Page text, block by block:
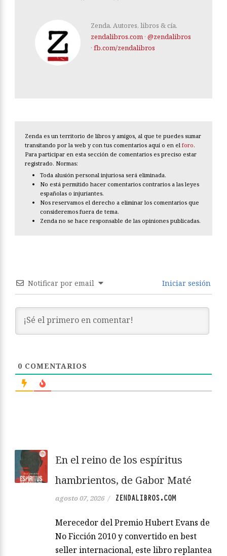
Zenda. Autores, libros & cía.
zendalibros.com · @zendalibros
· fb.com/zendalibros
Zenda es un territorio de libros y amigos, al que te puedes sumar
transitando por la web y con tus comentarios aquí o en el foro.
Para participar en esta sección de comentarios es preciso estar
registrado. Normas:
Toda alusión personal injuriosa será eliminada.
No está permitido hacer comentarios contrarios a las leyes
españolas o injuriantes.
Nos reservamos el derecho a eliminar los comentarios que
consideremos fuera de tema.
Zenda no se hace responsable de las opiniones publicadas.
Notificar por email Iniciar sesión
0 COMENTARIOS
En el reino de los espíritus
hambrientos, de Gabor Maté
agosto 07, 2026 / ZENDALIBROS.COM
Merecedor del Premio Hubert Evans de
No Ficción 2010 y convertido en best
seller internacional, este libro replantea